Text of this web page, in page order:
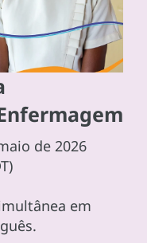
de 2026
em